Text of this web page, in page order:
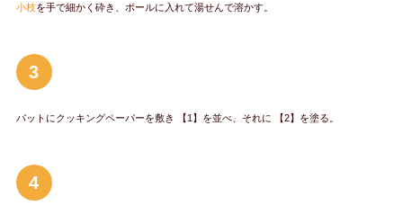
小枝を手で細かく砕き、ボールに入れて湯せんで溶かす。
3
バットにクッキングペーパーを敷き 【1】を並べ、それに 【2】を塗る。
4